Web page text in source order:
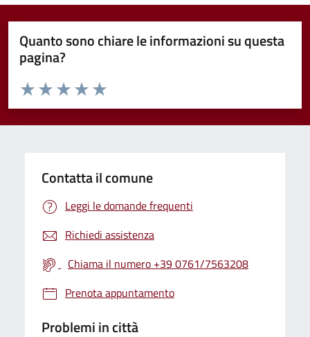
Quanto sono chiare le informazioni su questa
pagina?
Valuta da 1 a 5 stelle la pagina
Valuta 5 stelle su 5
Valuta 4 stelle su 5
Valuta 3 stelle su 5
Valuta 2 stelle su 5
Valuta 1 stelle su 5
Contatta il comune
Leggi le domande frequenti
Richiedi assistenza
Chiama il numero +39 0761/7563208
Prenota appuntamento
Problemi in città